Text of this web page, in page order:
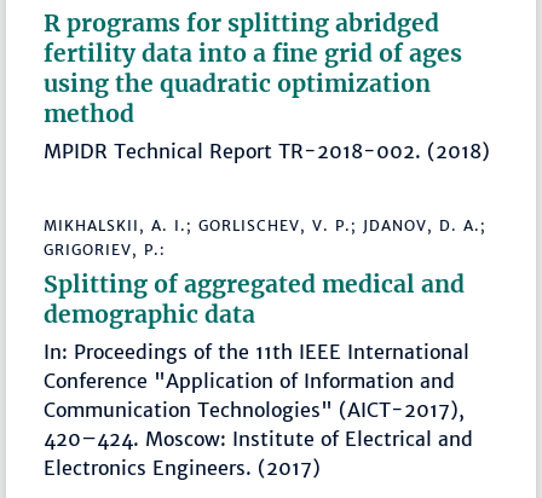
R programs for splitting abridged
fertility data into a fine grid of ages
using the quadratic optimization
method
MPIDR Technical Report TR-2018-002. (2018)
MIKHALSKII, A. I.; GORLISCHEV, V. P.; JDANOV, D. A.;
GRIGORIEV, P.:
Splitting of aggregated medical and
demographic data
In: Proceedings of the 11th IEEE International
Conference "Application of Information and
Communication Technologies" (AICT-2017),
420–424. Moscow: Institute of Electrical and
Electronics Engineers. (2017)